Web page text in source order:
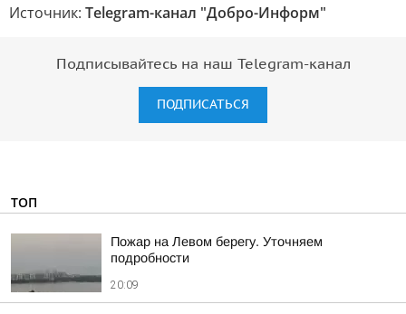
Источник: Telegram-канал "Добро-Информ"
Подписывайтесь на наш Telegram-канал
ПОДПИСАТЬСЯ
ТОП
Пожар на Левом берегу. Уточняем
подробности
20:09